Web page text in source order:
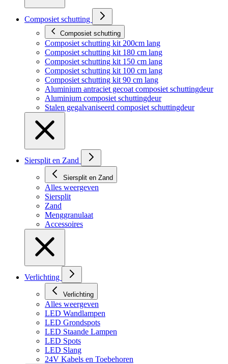
Composiet schutting
Composiet schutting
Composiet schutting kit 200cm lang
Composiet schutting kit 180 cm lang
Composiet schutting kit 150 cm lang
Composiet schutting kit 100 cm lang
Composiet schutting kit 90 cm lang
Aluminium antraciet gecoat composiet schuttingdeur
Aluminium composiet schuttingdeur
Stalen gegalvaniseerd composiet schuttingdeur
Siersplit en Zand
Siersplit en Zand
Alles weergeven
Siersplit
Zand
Menggranulaat
Accessoires
Verlichting
Verlichting
Alles weergeven
LED Wandlampen
LED Grondspots
LED Staande Lampen
LED Spots
LED Slang
24V Kabels en Toebehoren